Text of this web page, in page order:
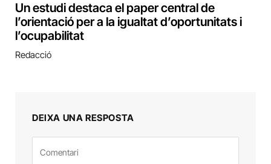
Un estudi destaca el paper central de
l’orientació per a la igualtat d’oportunitats i
l’ocupabilitat
Redacció
DEIXA UNA RESPOSTA